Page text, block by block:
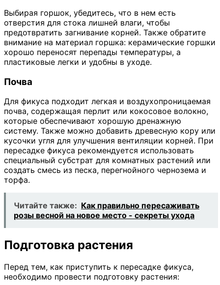
Выбирая горшок, убедитесь, что в нем есть
отверстия для стока лишней влаги, чтобы
предотвратить загнивание корней. Также обратите
внимание на материал горшка: керамические горшки
хорошо переносят перепады температуры, а
пластиковые легки и удобны в уходе.
Почва
Для фикуса подходит легкая и воздухопроницаемая
почва, содержащая перлит или кокосовое волокно,
которые обеспечивают хорошую дренажную
систему. Также можно добавить древесную кору или
кусочки угля для улучшения вентиляции корней. При
пересадке фикуса рекомендуется использовать
специальный субстрат для комнатных растений или
создать смесь из песка, перегнойного чернозема и
торфа.
Читайте также: Как правильно пересаживать
розы весной на новое место - секреты ухода
Подготовка растения
Перед тем, как приступить к пересадке фикуса,
необходимо провести подготовку растения: